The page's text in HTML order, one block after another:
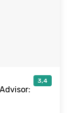
3,4